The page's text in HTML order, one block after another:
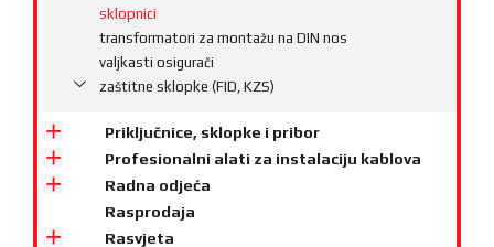
sklopnici
transformatori za montažu na DIN nos
valjkasti osigurači
zaštitne sklopke (FID, KZS)
Priključnice, sklopke i pribor
Profesionalni alati za instalaciju kablova
Radna odjeća
Rasprodaja
Rasvjeta